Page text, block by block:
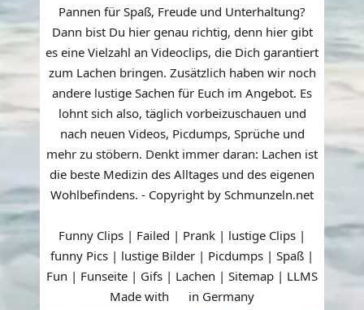
Pannen für Spaß, Freude und Unterhaltung?
Dann bist Du hier genau richtig, denn hier gibt
es eine Vielzahl an Videoclips, die Dich garantiert
zum Lachen bringen. Zusätzlich haben wir noch
andere lustige Sachen für Euch im Angebot. Es
lohnt sich also, täglich vorbeizuschauen und
nach neuen Videos, Picdumps, Sprüche und
mehr zu stöbern. Denkt immer daran: Lachen ist
die beste Medizin des Alltages und des eigenen
Wohlbefindens. - Copyright by Schmunzeln.net
Funny Clips | Failed | Prank | lustige Clips |
funny Pics | lustige Bilder | Picdumps | Spaß |
Fun | Funseite | Gifs | Lachen | Sitemap | LLMS
Made with
in Germany